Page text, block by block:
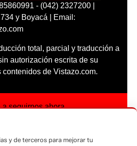
- (042) 2327200 |
y Boyacá | Email:
total, parcial y traducción a
autorización escrita de su
contenidos de Vistazo.com.
a seguirnos ahora
y de terceros para mejorar tu